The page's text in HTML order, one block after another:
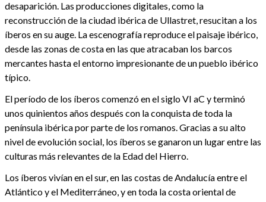
desaparición. Las producciones digitales, como la
reconstrucción de la ciudad ibérica de Ullastret, resucitan a los
íberos en su auge. La escenografía reproduce el paisaje ibérico,
desde las zonas de costa en las que atracaban los barcos
mercantes hasta el entorno impresionante de un pueblo ibérico
típico.
El período de los íberos comenzó en el siglo VI aC y terminó
unos quinientos años después con la conquista de toda la
península ibérica por parte de los romanos. Gracias a su alto
nivel de evolución social, los íberos se ganaron un lugar entre las
culturas más relevantes de la Edad del Hierro.
Los íberos vivían en el sur, en las costas de Andalucía entre el
Atlántico y el Mediterráneo, y en toda la costa oriental de